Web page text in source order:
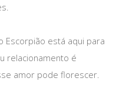
Escorpião está aqui para
relacionamento é
amor pode florescer.